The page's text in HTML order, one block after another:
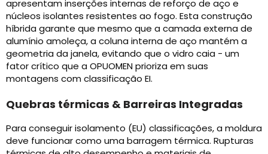
apresentam inserções internas de reforço de aço e
núcleos isolantes resistentes ao fogo. Esta construção
híbrida garante que mesmo que a camada externa de
alumínio amoleça, a coluna interna de aço mantém a
geometria da janela, evitando que o vidro caia - um
fator crítico que a OPUOMEN prioriza em suas
montagens com classificação EI.
Quebras térmicas & Barreiras Integradas
Para conseguir isolamento (EU) classificações, a moldura
deve funcionar como uma barragem térmica. Rupturas